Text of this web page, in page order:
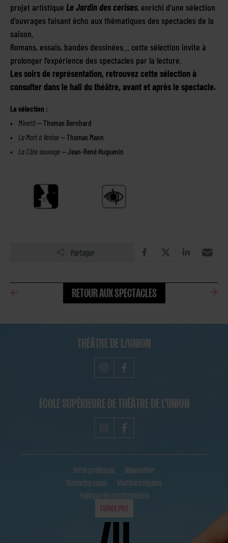
projet artistique Le Jardin des cerises, enrichi d’une sélection
d’ouvrages faisant écho aux thématiques des spectacles de la
saison.
Romans, essais, bandes dessinées… cette sélection invite à
prolonger l’expérience des spectacles par la lecture.
Les soirs de représentation, retrouvez cette sélection à
consulter dans le hall du théâtre, avant et après le spectacle.
La sélection :
Minetti— Thomas Bernhard
La Mort à Venise— Thomas Mann
La Côte sauvage— Jean-René Huguenin
Partager
RETOUR AUX SPECTACLES
THÉÂTRE DE L/UNION
ÉCOLE SUPÉRIEURE DE THÉÂTRE DE L'UNION
Infos pratiques
Newsletter
Contactez-nous
Mentions légales
Politique de confidentialité
ESPACE PRO